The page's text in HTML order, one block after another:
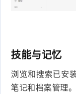
技能与记忆
浏览和搜索已安
笔记和档案管理。